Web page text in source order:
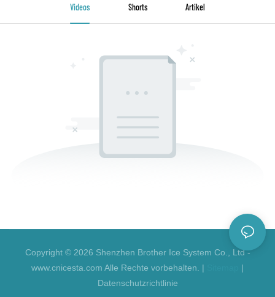
Videos Shorts Artikel
Copyright © 2026 Shenzhen Brother Ice System Co., Ltd -
www.cnicesta.com Alle Rechte vorbehalten. |
|
Datenschutzrichtlinie